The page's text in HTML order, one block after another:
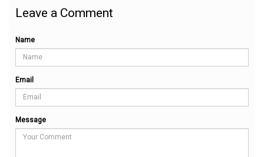
Leave a Comment
Name
Email
Message